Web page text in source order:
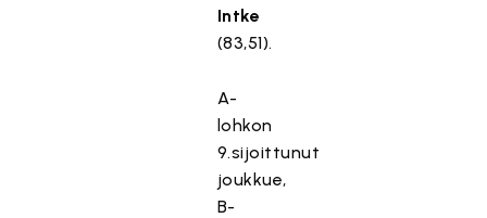
Intke
(83,51).
A-
lohkon
9.sijoittunut
joukkue,
B-